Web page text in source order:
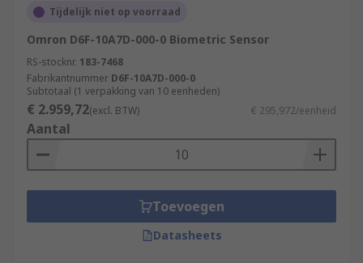
Tijdelijk niet op voorraad
Omron D6F-10A7D-000-0 Biometric Sensor
RS-stocknr. 183-7468
Fabrikantnummer D6F-10A7D-000-0
Subtotaal (1 verpakking van 10 eenheden)
€ 2.959,72(excl. BTW) € 295,972/eenheid
Aantal
Toevoegen
Datasheets